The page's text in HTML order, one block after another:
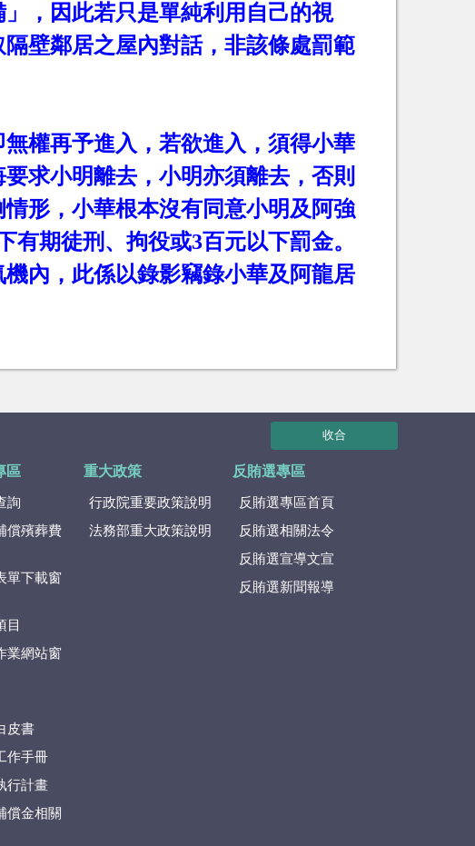
，因此若只是單純利用自己的視
壁鄰居之屋內對話，非該條處罰範
權再予進入，若欲進入，須得小華
求小明離去，小明亦須離去，否則
形，小華根本沒有同意小明及阿強
有期徒刑、拘役或3百元以下罰金。
內，此係以錄影竊錄小華及阿龍居
收合
區
詢
償殯葬費
單下載窗
目
業網站窗
皮書
作手冊
行計畫
償金相關
重大政策
行政院重要政策說明
法務部重大政策說明
反賄選專區
反賄選專區首頁
反賄選相關法令
反賄選宣導文宣
反賄選新聞報導